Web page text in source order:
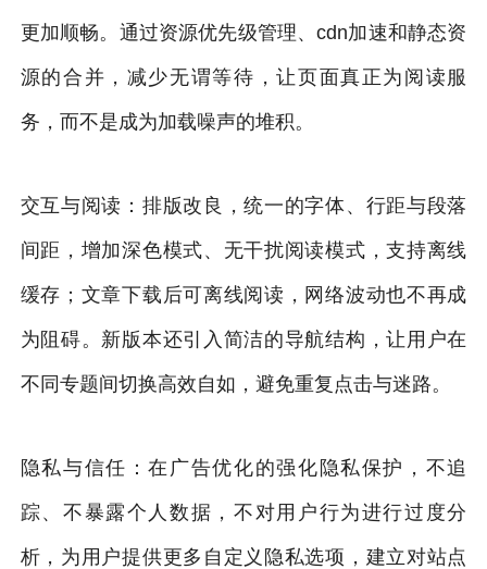
更加顺畅。通过资源优先级管理、cdn加速和静态资
源的合并，减少无谓等待，让页面真正为阅读服
务，而不是成为加载噪声的堆积。
交互与阅读：排版改良，统一的字体、行距与段落
间距，增加深色模式、无干扰阅读模式，支持离线
缓存；文章下载后可离线阅读，网络波动也不再成
为阻碍。新版本还引入简洁的导航结构，让用户在
不同专题间切换高效自如，避免重复点击与迷路。
隐私与信任：在广告优化的强化隐私保护，不追
踪、不暴露个人数据，不对用户行为进行过度分
析，为用户提供更多自定义隐私选项，建立对站点